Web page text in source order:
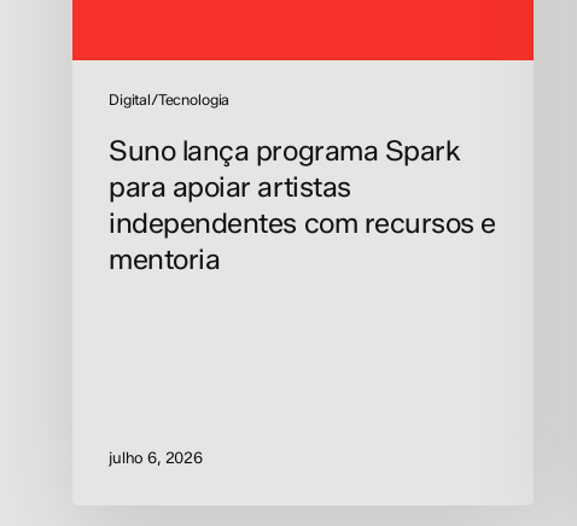
Digital/Tecnologia
Suno lança programa Spark
para apoiar artistas
independentes com recursos e
mentoria
julho 6, 2026